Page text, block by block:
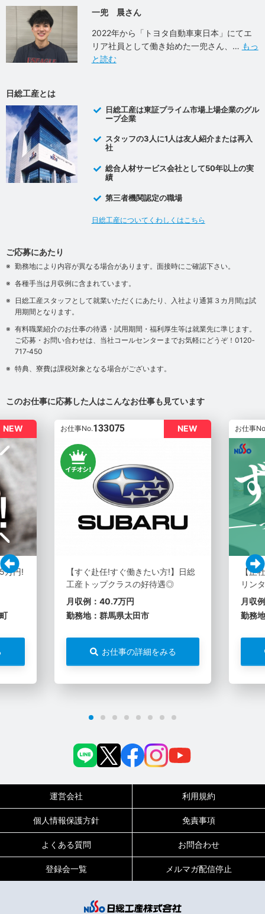
0120-717-450
平日9:00～19:00（土日祝は18:00まで）
一兜 晨さん
2022年から「トヨタ自動車東日本」にてエ
リア社員として働き始めた一兜さん、
もっ
と読む
日総工産とは
日総工産は東証プライム市場上場企業のグル
ープ企業
スタッフの3人に1人は友人紹介または再入
社
総合人材サービス会社として50年以上の実
績
第三者機関認定の職場
日総工産についてくわしくはこちら
ご応募にあたり
勤務地により内容が異なる場合があります。面接時にご確認下さい。
各種手当は月収例に含まれています。
日総工産スタッフとして就業いただくにあたり、入社より通算３カ月間は試
用期間となります。
有料職業紹介のお仕事の待遇・試用期間・福利厚生等は就業先に準じます。
ご応募・お問い合わせは、当社コールセンターまでお気軽にどうぞ！0120‐
717‐450
特典、寮費は課税対象となる場合がございます。
このお仕事に応募した人はこんなお仕事も見ています
NEW
万円!
NEW
お仕事No.133075
【すぐ赴任!すぐ働きたい方!】日総
工産トップクラスの好待遇◎
月収例：40.7万円
勤務地：群馬県太田市
お仕事の詳細をみる
お仕事
【正
リン
月収
勤務
運営会社 利用規約
個人情報保護方針 免責事項
よくある質問 お問合わせ
登録会一覧 メルマガ配信停止